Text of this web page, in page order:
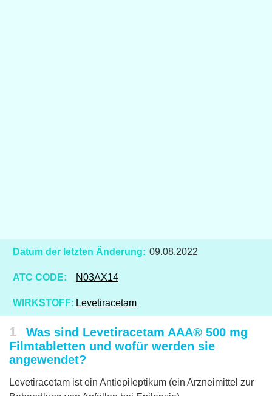
Datum der letzten Änderung: 09.08.2022
ATC CODE: N03AX14
WIRKSTOFF: Levetiracetam
1
Was sind Levetiracetam AAA® 500 mg
Filmtabletten und wofür werden sie
angewendet?
Levetiracetam ist ein Antiepileptikum (ein Arzneimittel zur